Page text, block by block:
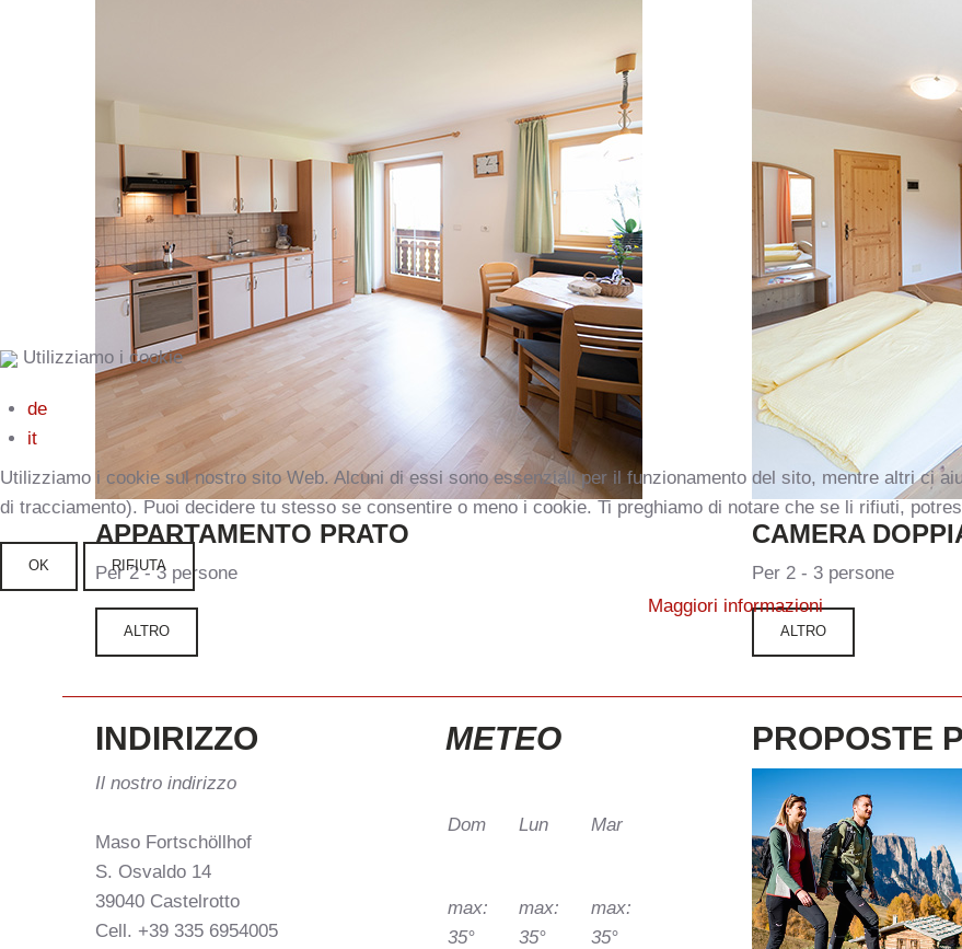
APPARTAMENTO PRATO
Per 2 - 3 persone
ALTRO
CAMERA
Per 2 - 3 persone
ALTRO
INDIRIZZO
Il nostro indirizzo
Maso Fortschöllhof
S. Osvaldo 14
39040 Castelrotto
Cell. +39 335 6954005
METEO
Dom Lun Mar
max:
35°
max:
35°
max:
35°
PROPOSTE
Utilizziamo i cookie
de
it
Utilizziamo i cookie sul nostro sito Web. Alcuni di essi sono essenziali per il funzionamento del sito, mentre altri ci
di tracciamento). Puoi decidere tu stesso se consentire o meno i cookie. Ti preghiamo di notare che se li rifiuti,
OK RIFIUTA
Maggiori informazioni